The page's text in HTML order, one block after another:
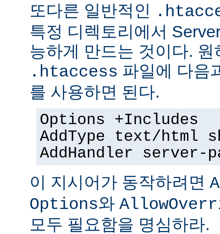
또다른 일반적인
특정 디렉토리에서
능하게 만드는 것이다.
.htaccess 파일에 다음
를 사용하면 된다.
Options +Includes
AddType text/html
AddHandler server-
이 지시어가 동작하려면
Options와
모두 필요함을 명심하라.